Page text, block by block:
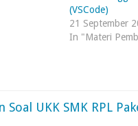
(VSCode)
21 September
In "Materi
UKK SMK RPL